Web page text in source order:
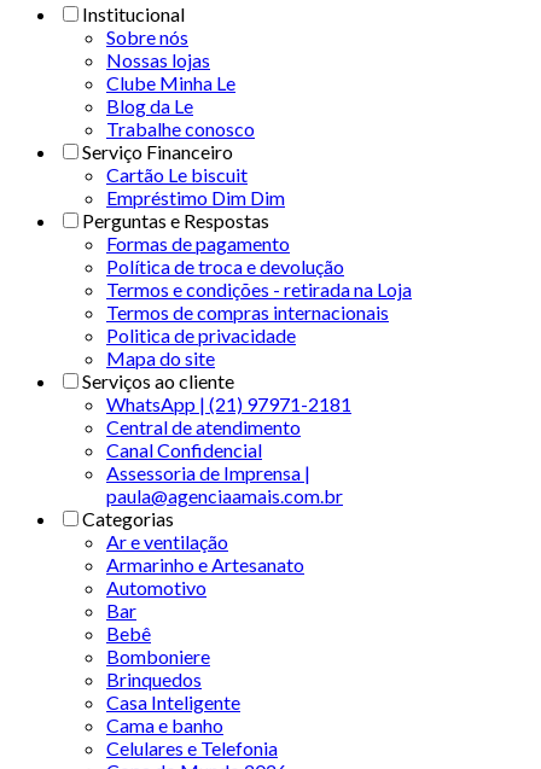
Institucional
Sobre nós
Nossas lojas
Clube Minha Le
Blog da Le
Trabalhe conosco
Serviço Financeiro
Cartão Le biscuit
Empréstimo Dim Dim
Perguntas e Respostas
Formas de pagamento
Política de troca e devolução
Termos e condições - retirada na Loja
Termos de compras internacionais
Politica de privacidade
Mapa do site
Serviços ao cliente
WhatsApp | (21) 97971-2181
Central de atendimento
Canal Confidencial
Assessoria de Imprensa |
paula@agenciaamais.com.br
Categorias
Ar e ventilação
Armarinho e Artesanato
Automotivo
Bar
Bebê
Bomboniere
Brinquedos
Casa Inteligente
Cama e banho
Celulares e Telefonia